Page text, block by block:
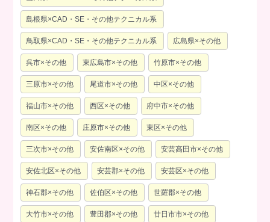
島根県×CAD・SE・その他テクニカル系
鳥取県×CAD・SE・その他テクニカル系 広島県×その他
呉市×その他 東広島市×その他 竹原市×その他
三原市×その他 尾道市×その他 中区×その他
福山市×その他 西区×その他 府中市×その他
南区×その他 庄原市×その他 東区×その他
三次市×その他 安佐南区×その他 安芸高田市×その他
安佐北区×その他 安芸郡×その他 安芸区×その他
神石郡×その他 佐伯区×その他 世羅郡×その他
大竹市×その他 豊田郡×その他 廿日市市×その他